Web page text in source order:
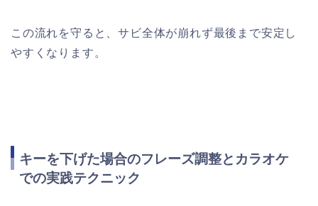
この流れを守ると、サビ全体が崩れず最後まで安定し
やすくなります。
キーを下げた場合のフレーズ調整とカラオケ
での実践テクニック